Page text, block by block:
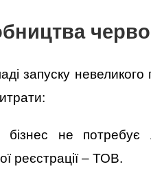
запуску невеликого
не потребує
реєстрації – ТОВ.